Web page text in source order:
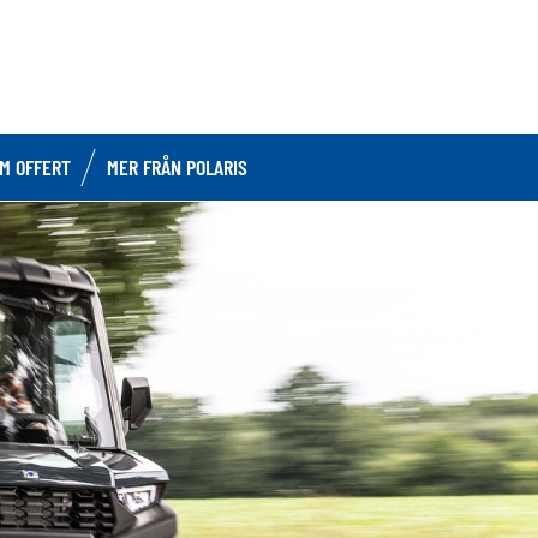
OFFERT MER FRÅN POLARIS